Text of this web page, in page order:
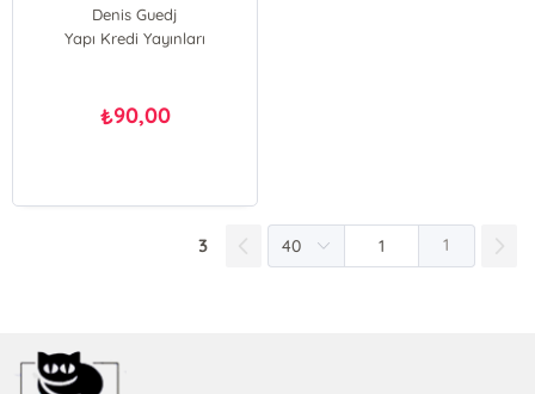
Denis Guedj
Yapı Kredi Yayınları
₺90,00
3 1